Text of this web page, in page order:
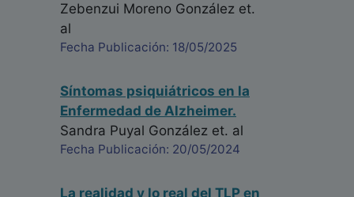
Zebenzui Moreno González et.
al
Fecha Publicación: 18/05/2025
Síntomas psiquiátricos en la
Enfermedad de Alzheimer.
Sandra Puyal González et. al
Fecha Publicación: 20/05/2024
La realidad y lo real del TLP en